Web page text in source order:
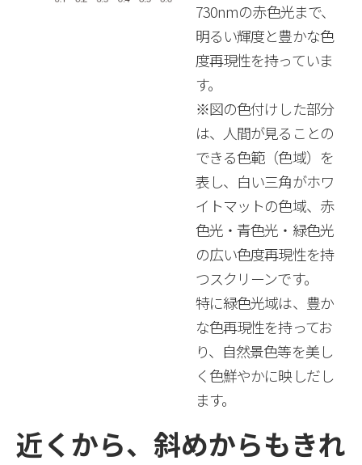
730nmの赤色光まで、
明るい輝度と豊かな色
度再現性を持っていま
す。
※図の色付けした部分
は、人間が見ることの
できる色範（色域）を
表し、白い三角がホワ
イトマットの色域、赤
色光・青色光・緑色光
の広い色度再現性を持
つスクリーンです。
特に緑色光域は、豊か
な色再現性を持ってお
り、自然景色等を美し
く色鮮やかに映しだし
ます。
近くから、斜めからもきれ